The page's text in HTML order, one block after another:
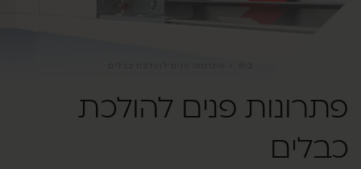
פנים להולכת